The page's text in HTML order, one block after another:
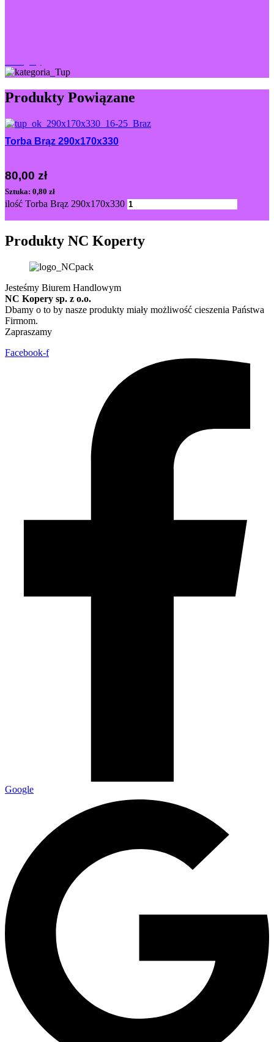
Produkty Powiązane
Torba Brąz 290x170x330
80,00 zł
Sztuka: 0,80 zł
ilość Torba Brąz 290x170x330
Produkty NC Koperty
Jesteśmy Biurem Handlowym
NC Kopery sp. z o.o.
Dbamy o to by nasze produkty miały możliwość cieszenia Państwa
Firmom.
Zapraszamy
Facebook-f
Google